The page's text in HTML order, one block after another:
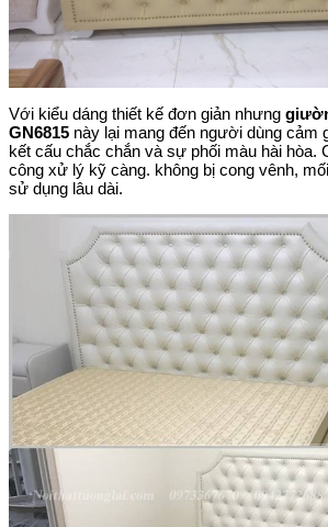
Với kiểu dáng thiết kế đơn giản nhưng
GN6815 này lại mang đến người dùng cảm
kết cấu chắc chắn và sự phối màu hài hòa.
công xử lý kỹ càng. không bị cong vênh,
sử dụng lâu dài.